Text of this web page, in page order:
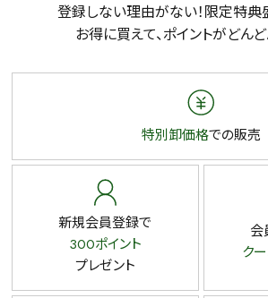
登録しない理由がない！限定特典
お得に買えて、ポイントがどんど
特別卸価格での販売
新規会員登録で
300ポイント
プレゼント
会
ク